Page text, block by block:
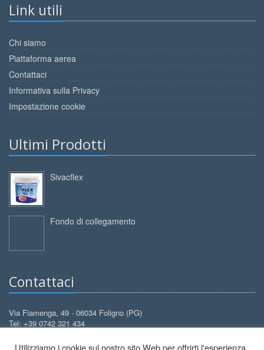
Link utili
Chi siamo
Piattaforma aerea
Contattaci
Informativa sulla Privacy
Impostazione cookie
Ultimi Prodotti
Sivacflex
Fondo di collegamento
Contattaci
Via Fiamenga, 49 - 06034 Foligno (PG)
Tel: +39 0742 321 434
Utilizziamo i cookie sul nostro sito Web per offrirti l'esperienza